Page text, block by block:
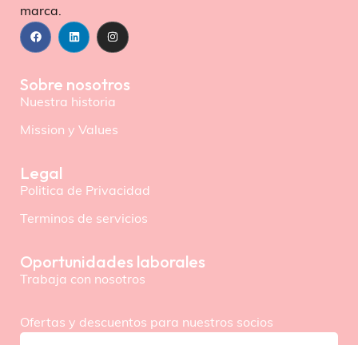
marca.
Sobre nosotros
Nuestra historia
Mission y Values
Legal
Politica de Privacidad
Terminos de servicios
Oportunidades laborales
Trabaja con nosotros
Ofertas y descuentos para nuestros socios